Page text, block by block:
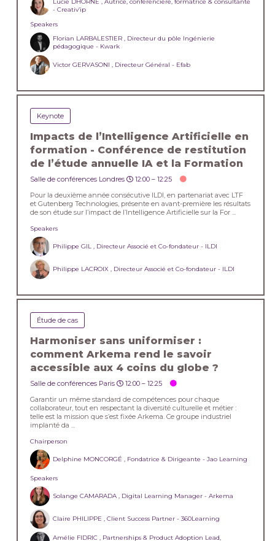
- Creativ’ip
Speakers
Florian LARBALESTIER , Directeur du pôle Ingénierie
pédagogique - Kwark
Victor GERVASONI , Directeur Général - Efab
Keynote
Impacts de l’Intelligence Artificielle en
formation - Conférence de restitution
de l’étude annuelle IA et la Formation
Salle de conférences Londres 12:00 –12:25
Pour la deuxième année consécutive ILDI, en partenariat avec LTF
et Gutenberg Technologies, présente en avant-première les résultats
de son étude sur l’impact de l’Intelligence Artificielle sur la For ...
Speakers
Philippe GIL , Directeur Associé et Co-fondateur - ILDI
Philippe LACROIX , Directeur Associé et Co-fondateur - ILDI
Étude de cas
Harmoniser sans uniformiser :
comment Arkema rend le savoir
accessible aux 4 coins du globe ?
Salle de conférences Paris 12:00 –12:25
Garantir un même standard de compétences pour chaque
collaborateur, tout en respectant la diversité culturelle et métier :
telle est la mission que s’est fixée Arkema. Ce groupe industriel
implanté da ...
Chairperson
Delphine MONCORGÉ , Fondatrice & Dirigeante - Jao Learning
Speakers
Solange CAMARADA , Digital Learning Manager - Arkema
Claire PHILIPPE , Client Success Partner - 360Learning
Amélie FIDRIC , Partnerships & Product Adoption Lead,